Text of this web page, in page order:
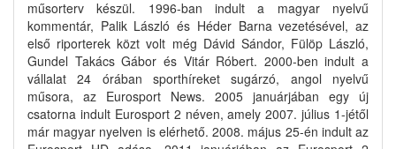
műsorterv készül. 1996-ban indult a magyar nyelvű
kommentár, Palik László és Héder Barna vezetésével, az
első riporterek közt volt még Dávid Sándor, Fülöp László,
Gundel Takács Gábor és Vitár Róbert. 2000-ben indult a
vállalat 24 órában sporthíreket sugárzó, angol nyelvű
műsora, az Eurosport News. 2005 januárjában egy új
csatorna indult Eurosport 2 néven, amely 2007. július 1-jétől
már magyar nyelven is elérhető. 2008. május 25-én indult az